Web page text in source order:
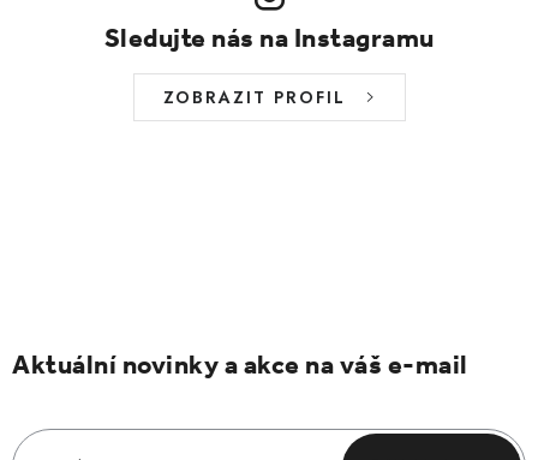
Sledujte nás na Instagramu
ZOBRAZIT PROFIL
Aktuální novinky a akce na váš e-mail